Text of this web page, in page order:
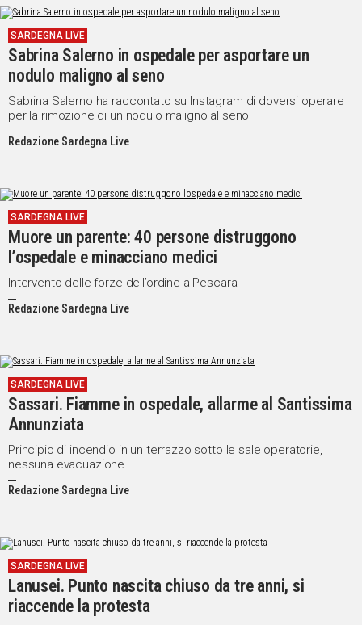
SARDEGNA LIVE
Sabrina Salerno in ospedale per asportare un
nodulo maligno al seno
Sabrina Salerno ha raccontato su Instagram di doversi operare
per la rimozione di un nodulo maligno al seno
Redazione Sardegna Live
SARDEGNA LIVE
Muore un parente: 40 persone distruggono
l’ospedale e minacciano medici
Intervento delle forze dell’ordine a Pescara
Redazione Sardegna Live
SARDEGNA LIVE
Sassari. Fiamme in ospedale, allarme al Santissima
Annunziata
Principio di incendio in un terrazzo sotto le sale operatorie,
nessuna evacuazione
Redazione Sardegna Live
SARDEGNA LIVE
Lanusei. Punto nascita chiuso da tre anni, si
riaccende la protesta